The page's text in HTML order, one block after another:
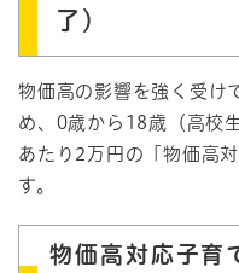
了）
物価高の影響を強く受け
め、0歳から18歳（高校
あたり2万円の「物価高
す。
物価高対応子育